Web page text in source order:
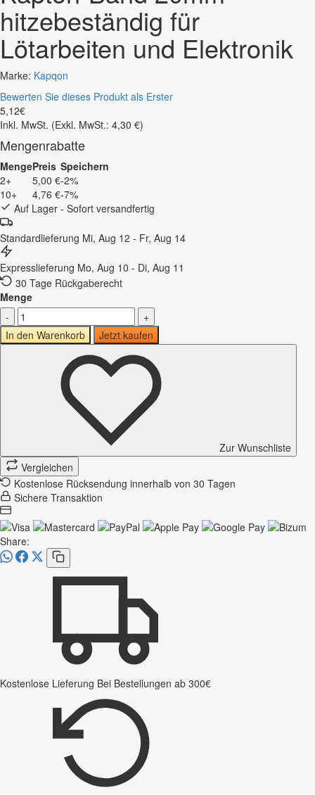
hitzebeständig für
Lötarbeiten und Elektronik
Marke: Kapqon
Bewerten Sie dieses Produkt als Erster
5,12€
Inkl. MwSt. (Exkl. MwSt.: 4,30 €)
Mengenrabatte
MengePreis Speichern
2+
5,00 €-2%
10+
4,76 €-7%
Auf Lager - Sofort versandfertig
Standardlieferung Mi, Aug 12 - Fr, Aug 14
Expresslieferung Mo, Aug 10 - Di, Aug 11
30 Tage Rückgaberecht
Menge
-
+
In den Warenkorb
Jetzt kaufen
Zur Wunschliste
Vergleichen
Kostenlose Rücksendung innerhalb von 30 Tagen
Sichere Transaktion
Share:
Kostenlose Lieferung Bei Bestellungen ab 300€